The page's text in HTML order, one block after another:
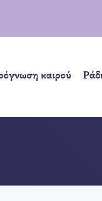
καιρού